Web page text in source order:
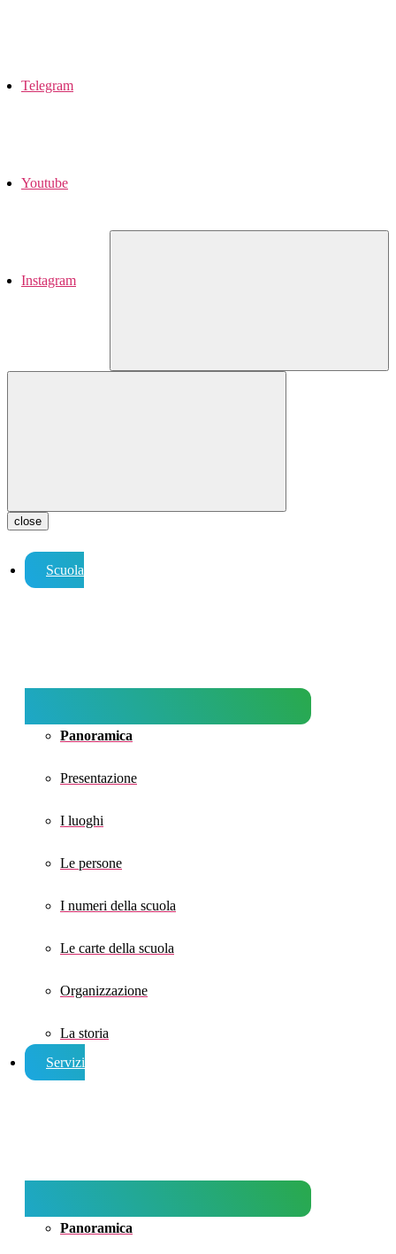
Telegram
Youtube
Instagram
close
Scuola
Panoramica
Presentazione
I luoghi
Le persone
I numeri della scuola
Le carte della scuola
Organizzazione
La storia
Servizi
Panoramica